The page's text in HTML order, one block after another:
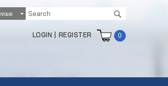
0
LOGIN | REGISTER